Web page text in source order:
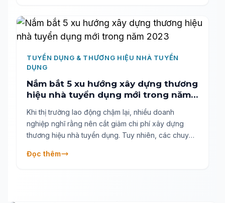
nối chuyên gia tuyển dụng từ agency.
TUYỂN DỤNG & THƯƠNG HIỆU NHÀ TUYỂN
DỤNG
Nắm bắt 5 xu hướng xây dựng thương
hiệu nhà tuyển dụng mới trong năm
Khi thị trường lao động chậm lại, nhiều doanh
nghiệp nghĩ rằng nên cắt giảm chi phí xây dựng
thương hiệu nhà tuyển dụng. Tuy nhiên, các chuyên
vào thương hiệu tuyển dụng sẽ mang lại lợi thế dài
Đọc thêm